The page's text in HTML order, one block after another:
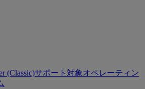
(Classic)サポート対象オペレーティン